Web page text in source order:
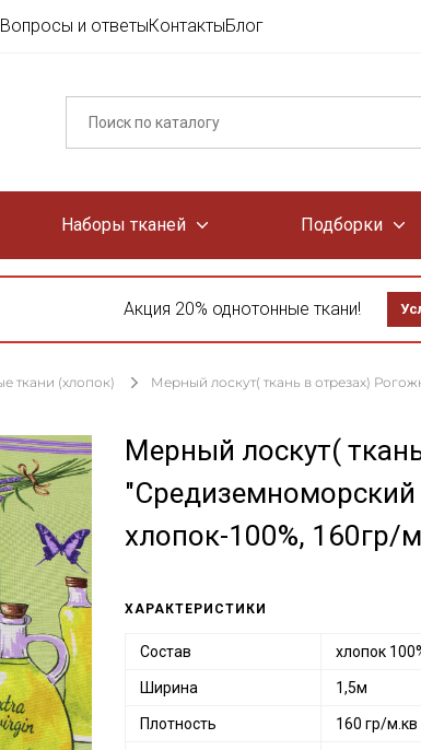
Вопросы и ответыКонтактыБлог
Наборы тканей Подборки
Акция 20% однотонные ткани!
ткани (хлопок)
Мерный лоскут( ткань в отрезах)
Мерный лоскут(
хлопок-100%, 160гр/
ХАРАКТЕРИСТИКИ
Состав хлопок
Ширина 1,5м
Плотность 160 гр/м.кв